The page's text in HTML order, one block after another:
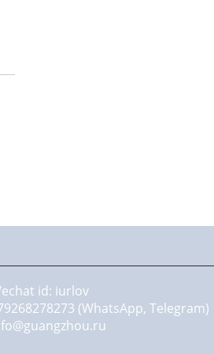
id: iurlov
(WhatsApp, Telegram)